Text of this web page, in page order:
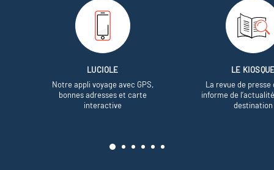
LUCIOLE
Notre appli voyage avec GPS,
bonnes adresses et carte
interactive
LE
La revue de presse
informe de
destination